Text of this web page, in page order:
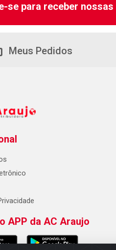
se para receber
Meus Pedidos
APP da AC Araujo